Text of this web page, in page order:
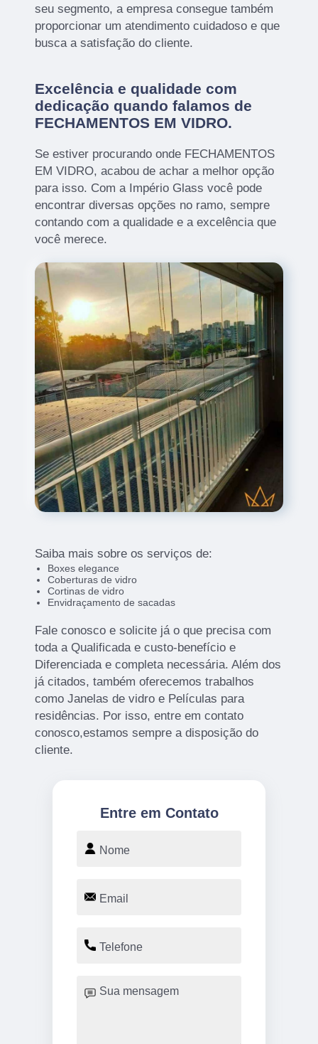
seu segmento, a empresa consegue também
proporcionar um atendimento cuidadoso e que
busca a satisfação do cliente.
Excelência e qualidade com
dedicação quando falamos de
FECHAMENTOS EM VIDRO.
Se estiver procurando onde FECHAMENTOS
EM VIDRO, acabou de achar a melhor opção
para isso. Com a Império Glass você pode
encontrar diversas opções no ramo, sempre
contando com a qualidade e a excelência que
você merece.
Saiba mais sobre os serviços de:
Boxes elegance
Coberturas de vidro
Cortinas de vidro
Envidraçamento de sacadas
Fale conosco e solicite já o que precisa com
toda a Qualificada e custo-benefício e
Diferenciada e completa necessária. Além dos
já citados, também oferecemos trabalhos
como Janelas de vidro e Películas para
residências. Por isso, entre em contato
conosco,estamos sempre a disposição do
cliente.
Entre em Contato